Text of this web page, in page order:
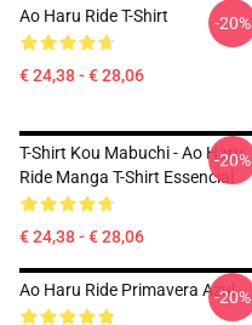
Ao Haru Ride T-Shirt
€ 24,38 - € 28,06
-20%
T-Shirt Kou Mabuchi - Ao Haru
Ride Manga T-Shirt Essencial
€ 24,38 - € 28,06
-20%
Ao Haru Ride Primavera Azul-20%